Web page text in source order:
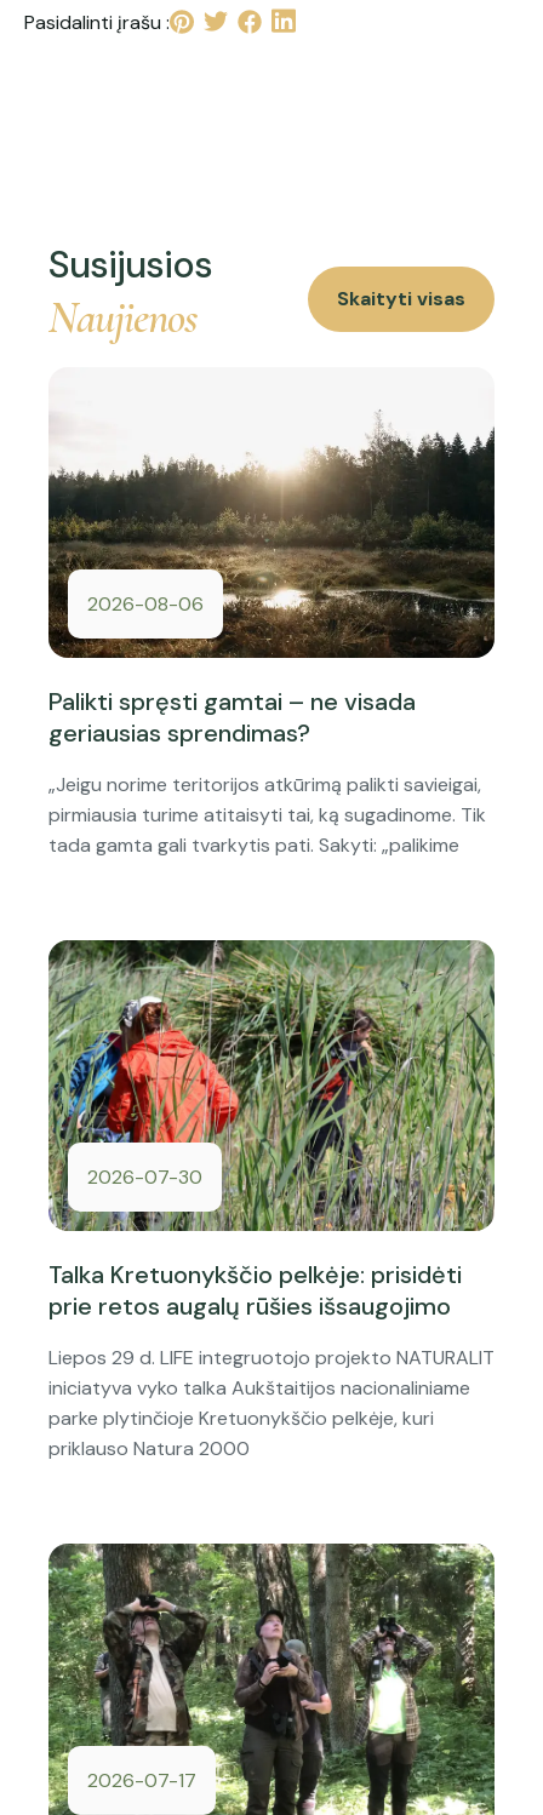
Pasidalinti įrašu :
Susijusios
Naujienos Skaityti visas
2026-08-06
Palikti spręsti gamtai – ne visada
geriausias sprendimas?
„Jeigu norime teritorijos atkūrimą palikti savieigai,
pirmiausia turime atitaisyti tai, ką sugadinome. Tik
tada gamta gali tvarkytis pati. Sakyti: „palikime
2026-07-30
Talka Kretuonykščio pelkėje: prisidėti
prie retos augalų rūšies išsaugojimo
Liepos 29 d. LIFE integruotojo projekto NATURALIT
iniciatyva vyko talka Aukštaitijos nacionaliniame
parke plytinčioje Kretuonykščio pelkėje, kuri
priklauso Natura 2000
2026-07-17